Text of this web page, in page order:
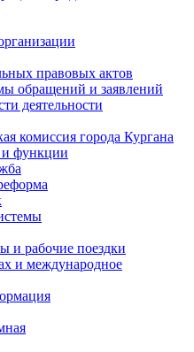
правовых актов
обращений и заявлений
деятельности
комиссия города Кургана
и функции
и рабочие поездки
и международное